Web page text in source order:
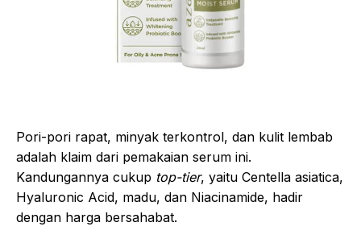
Pori-pori rapat, minyak terkontrol, dan kulit lembab
adalah klaim dari pemakaian serum ini.
Kandungannya cukup top-tier, yaitu Centella asiatica,
Hyaluronic Acid, madu, dan Niacinamide, hadir
dengan harga bersahabat.